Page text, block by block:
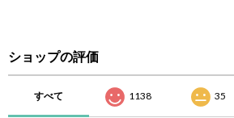
ショップの評価
すべて 1138 35